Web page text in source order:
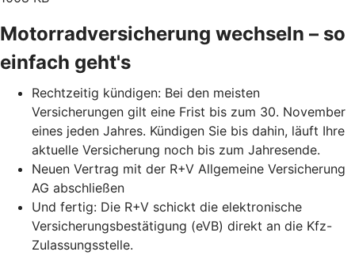
Motorradversicherung wechseln – so
einfach geht's
Rechtzeitig kündigen: Bei den meisten
Versicherungen gilt eine Frist bis zum 30. November
eines jeden Jahres. Kündigen Sie bis dahin, läuft Ihre
aktuelle Versicherung noch bis zum Jahresende.
Neuen Vertrag mit der R+V Allgemeine Versicherung
AG abschließen
Und fertig: Die R+V schickt die elektronische
Versicherungsbestätigung (eVB) direkt an die Kfz-
Zulassungsstelle.